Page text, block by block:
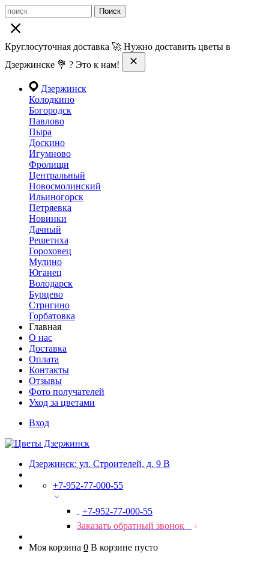
Поиск
Круглосуточная доставка 🚀 Нужно доставить цветы в
Дзержинске 💐 ? Это к нам!
Дзержинск
Колодкино
Богородск
Павлово
Пыра
Доскино
Игумново
Фролищи
Центральный
Новосмолинский
Ильиногорск
Петряевка
Новинки
Дачный
Решетиха
Гороховец
Мулино
Юганец
Володарск
Бурцево
Стригино
Горбатовка
Главная
О нас
Доставка
Оплата
Контакты
Отзывы
Фото получателей
Уход за цветами
Вход
Дзержинск: ул. Строителей, д. 9 В
+7-952-77-000-55
+7-952-77-000-55
Заказать обратный звонок
Моя корзина 0 В корзине пусто